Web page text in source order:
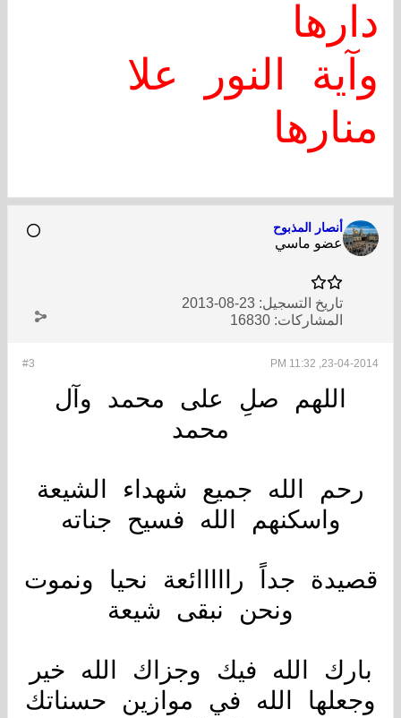
دارها
وآية النور علا
منارها
أنصار المذبوح
عضو ماسي
تاريخ التسجيل: 23-08-2013
المشاركات: 16830
#3 23-04-2014, 11:32 PM
اللهم صلِ على محمد وآل
محمد
رحم الله جميع شهداء الشيعة
واسكنهم الله فسيح جناته
قصيدة جداً رااااائعة نحيا ونموت
ونحن نبقى شيعة
بارك الله فيك وجزاك الله خير
وجعلها الله في موازين حسناتك